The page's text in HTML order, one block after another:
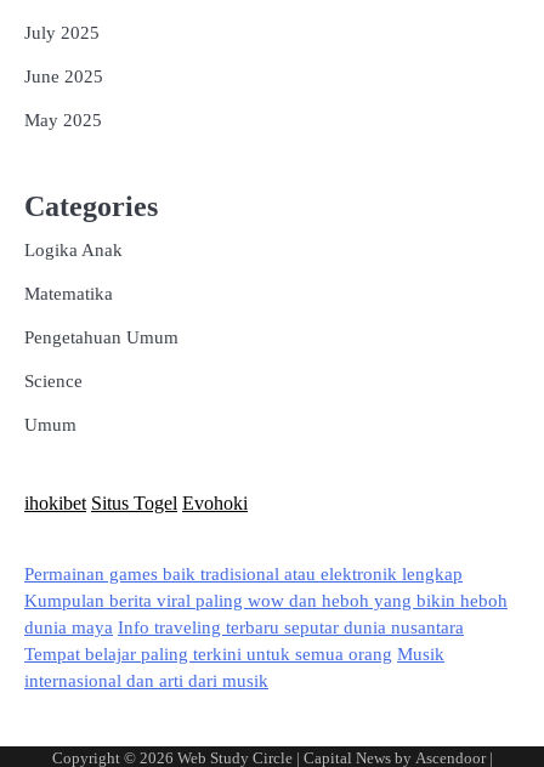
July 2025
June 2025
May 2025
Categories
Logika Anak
Matematika
Pengetahuan Umum
Science
Umum
ihokibet Situs Togel Evohoki
Permainan games baik tradisional atau elektronik lengkap
Kumpulan berita viral paling wow dan heboh yang bikin heboh
dunia maya Info traveling terbaru seputar dunia nusantara
Tempat belajar paling terkini untuk semua orang Musik
internasional dan arti dari musik
Copyright © 2026 Web Study Circle| Capital News by Ascendoor|